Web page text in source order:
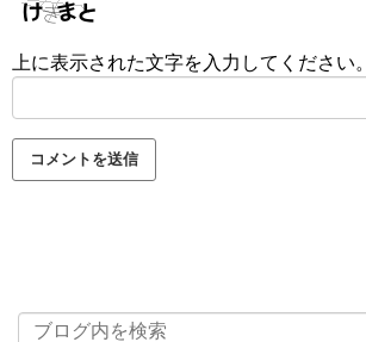
上に表示された文字を入力してください。